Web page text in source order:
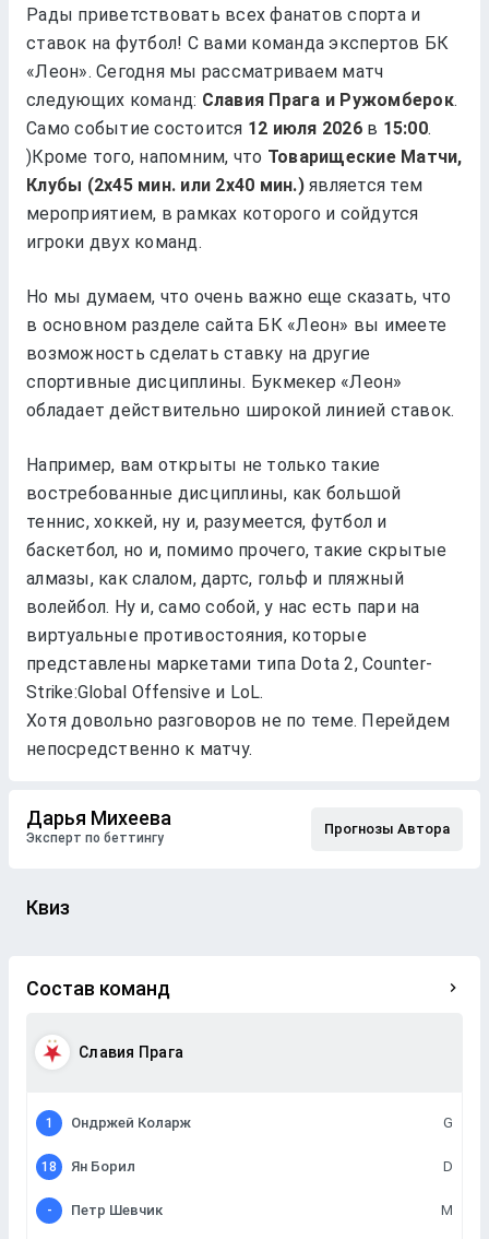
Рады приветствовать всех фанатов спорта и
ставок на футбол! С вами команда экспертов БК
«Леон». Сегодня мы рассматриваем матч
следующих команд: Славия Прага и Ружомберок.
Само событие состоится
в
.
)Кроме того, напомним, что Товарищеские Матчи,
Клубы (2x45 мин. или 2x40 мин.)является тем
мероприятием, в рамках которого и сойдутся
игроки двух команд.
Но мы думаем, что очень важно еще сказать, что
в основном разделе сайта БК «Леон» вы имеете
возможность сделать ставку на другие
спортивные дисциплины. Букмекер «Леон»
обладает действительно широкой линией ставок.
Например, вам открыты не только такие
востребованные дисциплины, как большой
теннис, хоккей, ну и, разумеется, футбол и
баскетбол, но и, помимо прочего, такие скрытые
алмазы, как слалом, дартс, гольф и пляжный
волейбол. Ну и, само собой, у нас есть пари на
виртуальные противостояния, которые
представлены маркетами типа Dota 2, Counter-
Strike:Global Offensive и LoL.
Хотя довольно разговоров не по теме. Перейдем
непосредственно к матчу.
Дарья Михеева
Эксперт по беттингу
Прогнозы Автора
Квиз
Состав команд
Славия Прага
1 Ондржей Коларж G
18 Ян Борил D
- Петр Шевчик M